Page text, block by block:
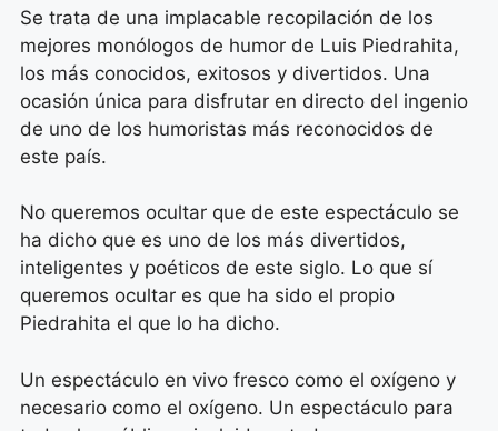
Se trata de una implacable recopilación de los
mejores monólogos de humor de Luis Piedrahita,
los más conocidos, exitosos y divertidos. Una
ocasión única para disfrutar en directo del ingenio
de uno de los humoristas más reconocidos de
este país.
No queremos ocultar que de este espectáculo se
ha dicho que es uno de los más divertidos,
inteligentes y poéticos de este siglo. Lo que sí
queremos ocultar es que ha sido el propio
Piedrahita el que lo ha dicho.
Un espectáculo en vivo fresco como el oxígeno y
necesario como el oxígeno. Un espectáculo para